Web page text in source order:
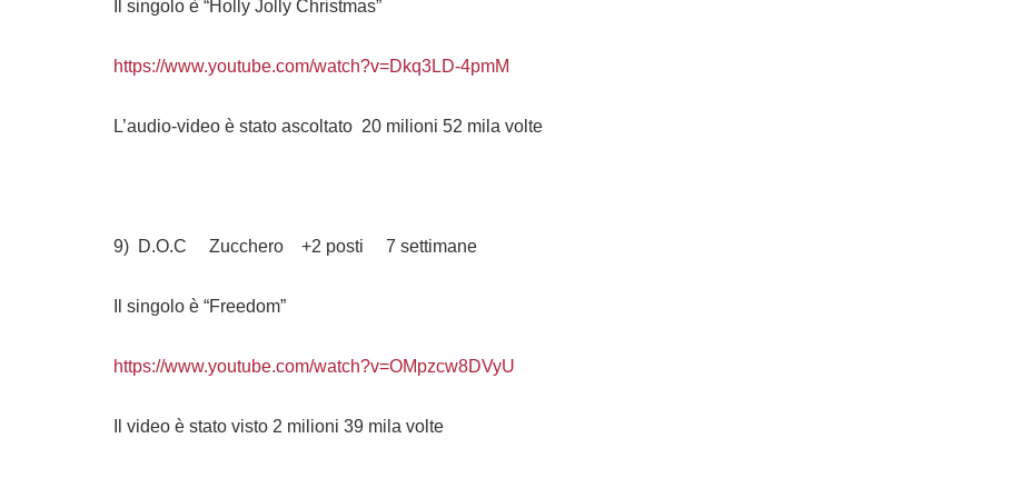
Il singolo è “Holly Jolly Christmas”
https://www.youtube.com/watch?v=Dkq3LD-4pmM
L’audio-video è stato ascoltato 20 milioni 52 mila volte
9) D.O.C Zucchero +2 posti 7 settimane
Il singolo è “Freedom”
https://www.youtube.com/watch?v=OMpzcw8DVyU
Il video è stato visto 2 milioni 39 mila volte